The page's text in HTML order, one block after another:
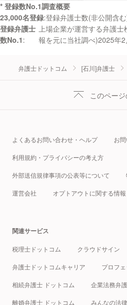
* 登録数No.1調査概要
23,000名登録 登録弁護士数(非公開含
登録弁護士
数No.1
上場企業が運営する弁護
報を元に当社調べ)2025年2
弁護士ドットコム [石川]弁護士
このペー
よくあるお問い合わせ・ヘルプ お
利用規約・プライバシーの考え方
外部送信規律事項の公表等について
運営会社 オプトアウトに関する情報
関連サービス
税理士ドットコム クラウドサイン
弁護士ドットコムキャリア プロフ
相続弁護士 ドットコム 企業法務弁
離婚弁護士 ドットコム みんなの法